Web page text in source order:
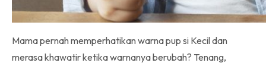
Mama pernah memperhatikan warna pup si Kecil dan
merasa khawatir ketika warnanya berubah? Tenang,